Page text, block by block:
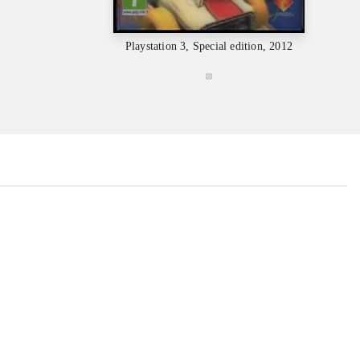
Playstation 3, Special edition, 2012